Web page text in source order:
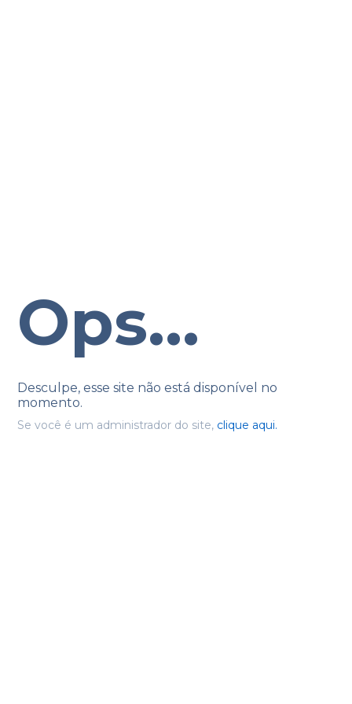
Ops...
Desculpe, esse site não está disponível no
momento.
Se você é um administrador do site, clique aqui.